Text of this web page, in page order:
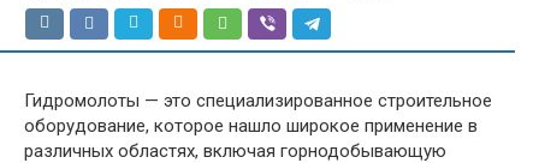
Гидромолоты — это специализированное строительное
оборудование, которое нашло широкое применение в
различных областях, включая горнодобывающую